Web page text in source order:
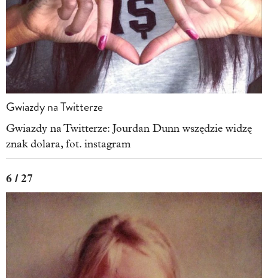
Gwiazdy na Twitterze
Gwiazdy na Twitterze: Jourdan Dunn wszędzie widzę
znak dolara, fot. instagram
6 / 27